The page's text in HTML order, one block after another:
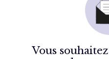
Vous